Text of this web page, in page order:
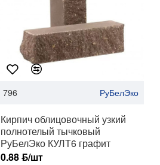
796 РуБелЭко
Кирпич облицовочный узкий
полнотелый тычковый
РуБелЭко КУЛТ6 графит
0.88 ƃ/шт